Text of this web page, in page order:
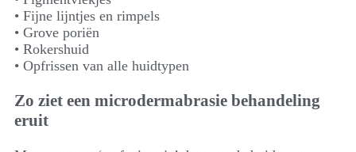
• Fijne lijntjes en rimpels
• Grove poriën
• Rokershuid
• Opfrissen van alle huidtypen
Zo ziet een microdermabrasie behandeling
eruit